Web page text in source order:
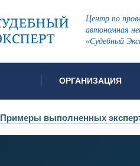
Центр по
автономная
«Судебный
ОРГАНИЗАЦИЯ
Об организации
Лицензии и
Список
Примеры выполненных